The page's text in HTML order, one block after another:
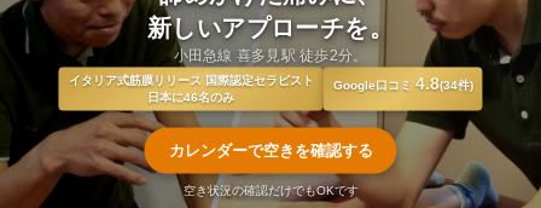
新しいアプローチを。
小田急線 喜多見駅 徒歩2分。
イタリア式筋膜リリース 国際認定セラピスト
日本に46名のみ
Google口コミ 4.8(34件)
カレンダーで空きを確認する
空き状況の確認だけでもOKです